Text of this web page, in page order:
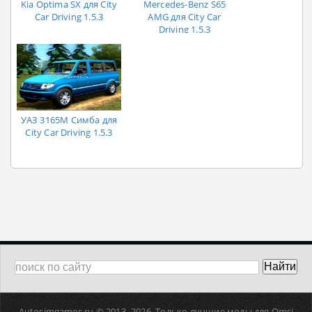
Kia Optima SX для City
Car Driving 1.5.3
Mercedes-Benz S65
AMG для City Car
Driving 1.5.3
УАЗ 3165M Симба для
City Car Driving 1.5.3